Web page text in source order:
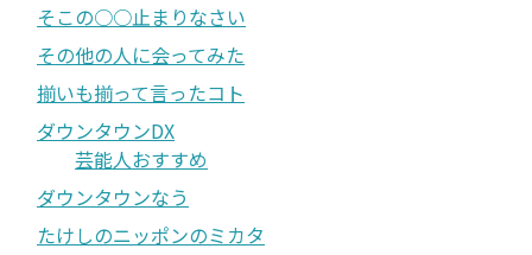
そこの○○止まりなさい
その他の人に会ってみた
揃いも揃って言ったコト
ダウンタウンDX
芸能人おすすめ
ダウンタウンなう
たけしのニッポンのミカタ